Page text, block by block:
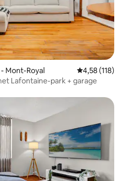
Mont-Royal Gemiddelde
4,58 (118)
Lafontaine-park + garage